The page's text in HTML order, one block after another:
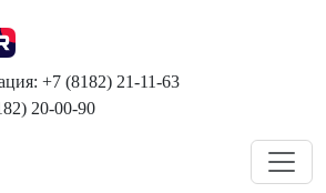
+7 (8182) 21-11-63
20-00-90